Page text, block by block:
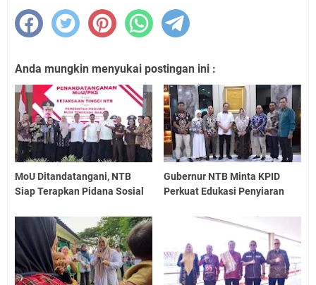
Anda mungkin menyukai postingan ini :
MoU Ditandatangani, NTB
Siap Terapkan Pidana Sosial
Gubernur NTB Minta KPID
Perkuat Edukasi Penyiaran